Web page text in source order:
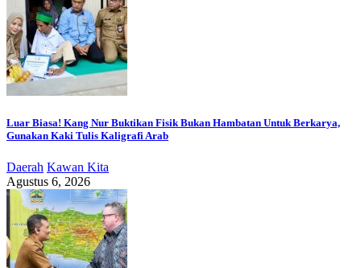
Luar Biasa! Kang Nur Buktikan Fisik Bukan Hambatan Untuk Berkarya,
Gunakan Kaki Tulis Kaligrafi Arab
Daerah Kawan Kita
Agustus 6, 2026